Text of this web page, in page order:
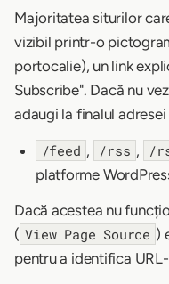
Majoritatea siturilor
vizibil printr-o
portocalie), un link
Subscribe". Dacă nu
adaugi la finalul
/feed , /rss , /
platforme
Dacă acestea nu
( View Page Source )
pentru a identifica